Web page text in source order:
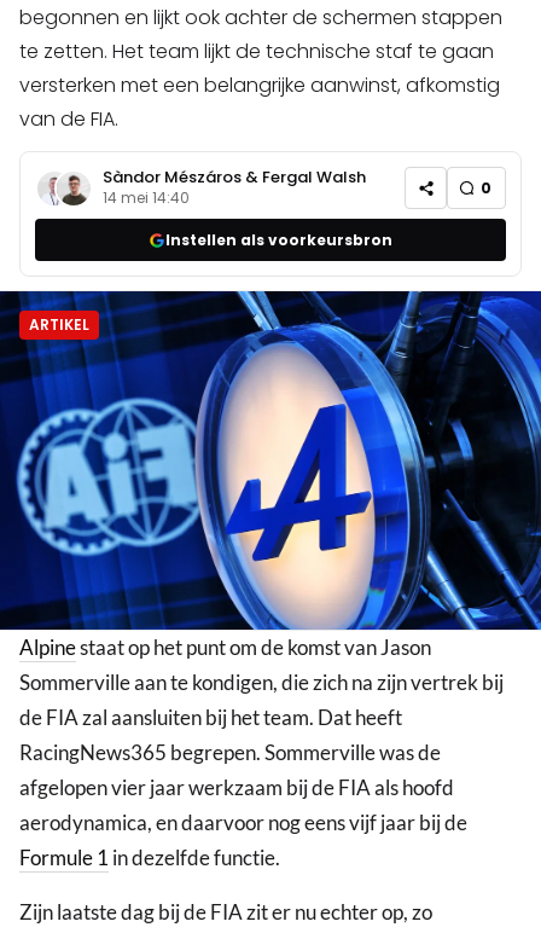
begonnen en lijkt ook achter de schermen stappen
te zetten. Het team lijkt de technische staf te gaan
versterken met een belangrijke aanwinst, afkomstig
van de FIA.
Sàndor Mészáros & Fergal Walsh
14 mei 14:40 0
Instellen als voorkeursbron
ARTIKEL
Alpinestaat op het punt om de komst van Jason
Sommerville aan te kondigen, die zich na zijn vertrek bij
de FIA zal aansluiten bij het team. Dat heeft
RacingNews365 begrepen. Sommerville was de
afgelopen vier jaar werkzaam bij de FIA als hoofd
aerodynamica, en daarvoor nog eens vijf jaar bij de
Formule 1 in dezelfde functie.
Zijn laatste dag bij de FIA zit er nu echter op, zo